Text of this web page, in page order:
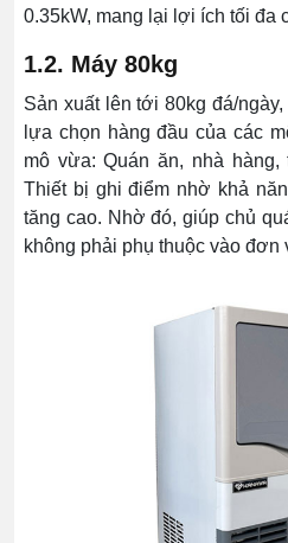
0.35kW, mang lại lợi ích tối đa
1.2. Máy 80kg
Sản xuất lên tới 80kg đá/ngày,
lựa chọn hàng đầu của các
mô vừa: Quán ăn, nhà
Thiết bị ghi điểm nhờ khả
tăng cao. Nhờ đó, giúp chủ
không phải phụ thuộc vào đơn